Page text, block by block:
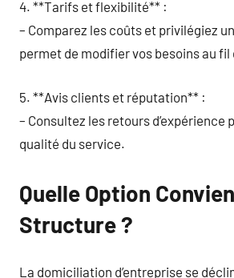
4. **Tarifs et flexibilité** :
– Comparez les coûts et privilégiez
permet de modifier vos besoins au fil
5. **Avis clients et réputation** :
– Consultez les retours d’expérience
qualité du service.
Quelle Option
Structure ?
La domiciliation d’entreprise se